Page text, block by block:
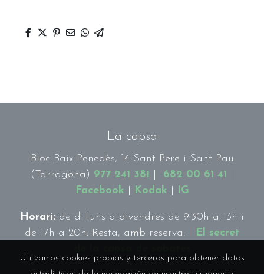
La capsa
Bloc Baix Penedès, 14 Sant Pere i Sant Pau
(Tarragona) 977 241 381 682 00 61 41
Facebook
Kodak IG
Horari: de dilluns a divendres de 9:30h a 13h i
de 17h a 20h. Resta, amb reserva.
El secret
Utilizamos cookies propias y terceros para obtener datos